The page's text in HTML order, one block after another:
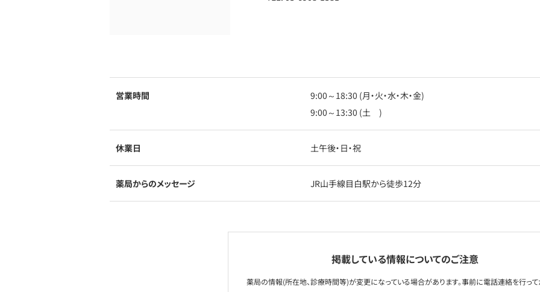
営業時間
9:00～18:30 (月・火・水・木・金)
9:00～13:30 (土 )
休業日 土午後・日・祝
薬局からのメッセージ JR山手線目白駅から徒歩12分
掲載している情報についてのご注意
薬局の情報(所在地、診療時間等)が変更になっている場合があります。事前に電話連絡を行っ